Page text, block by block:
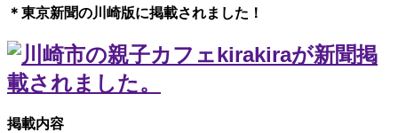
＊東京新聞の川崎版に掲載されました！
掲載内容